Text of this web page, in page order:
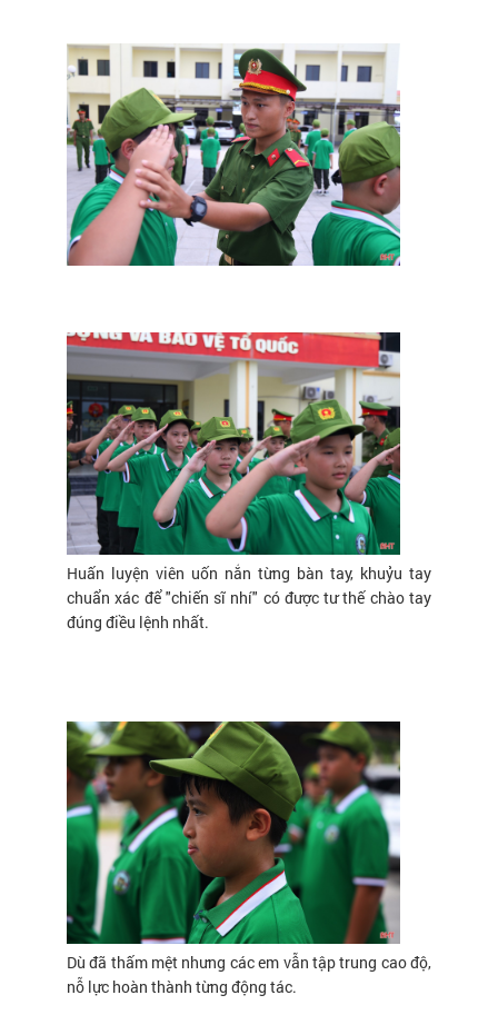
Huấn luyện viên uốn nắn từng bàn tay, khuỷu tay
chuẩn xác để "chiến sĩ nhí" có được tư thế chào tay
đúng điều lệnh nhất.
Dù đã thấm mệt nhưng các em vẫn tập trung cao độ,
nỗ lực hoàn thành từng động tác.